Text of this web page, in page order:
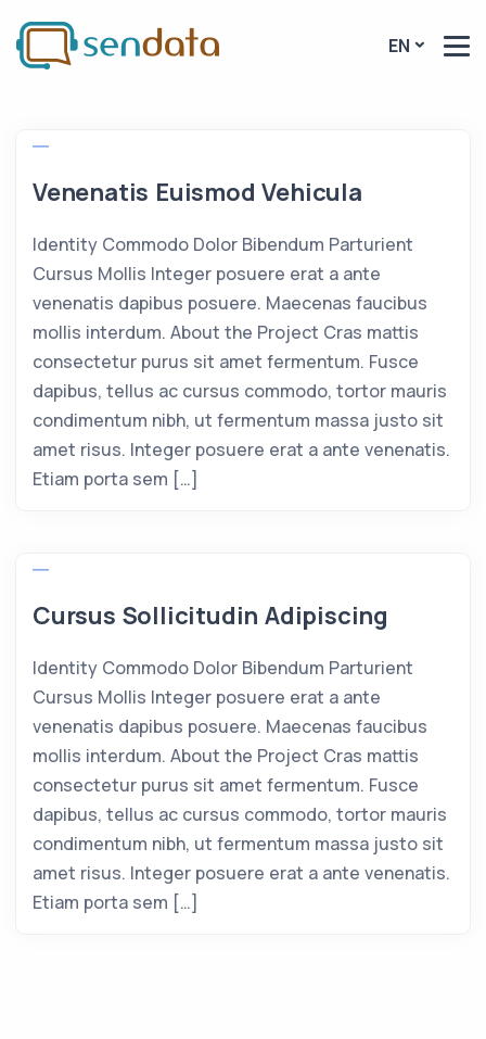
EN
Venenatis Euismod Vehicula
Identity Commodo Dolor Bibendum Parturient
Cursus Mollis Integer posuere erat a ante
venenatis dapibus posuere. Maecenas faucibus
mollis interdum. About the Project Cras mattis
consectetur purus sit amet fermentum. Fusce
dapibus, tellus ac cursus commodo, tortor mauris
condimentum nibh, ut fermentum massa justo sit
amet risus. Integer posuere erat a ante venenatis.
Etiam porta sem […]
Cursus Sollicitudin Adipiscing
Identity Commodo Dolor Bibendum Parturient
Cursus Mollis Integer posuere erat a ante
venenatis dapibus posuere. Maecenas faucibus
mollis interdum. About the Project Cras mattis
consectetur purus sit amet fermentum. Fusce
dapibus, tellus ac cursus commodo, tortor mauris
condimentum nibh, ut fermentum massa justo sit
amet risus. Integer posuere erat a ante venenatis.
Etiam porta sem […]